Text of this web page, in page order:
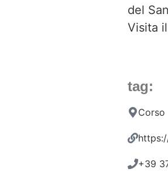
del
Visita
tag:
Corso
+39